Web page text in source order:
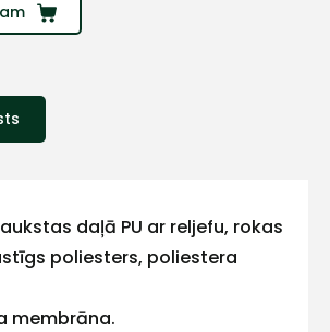
daļā PU ar reljefu, rokas
poliesters, poliestera
membrāna.